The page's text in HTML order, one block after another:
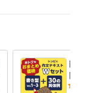
ト
ト
＋1